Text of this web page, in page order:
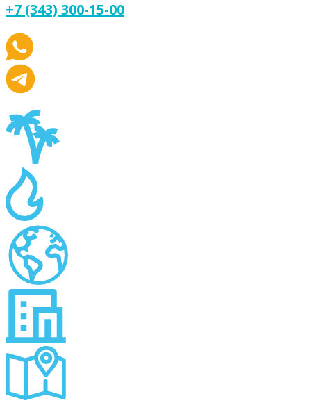
+7 (343) 300-15-00